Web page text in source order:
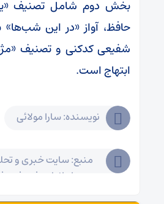
بخش دوم شامل تصنیف
حافظ، آواز «در این
شفیعی کدکنی و تصنیف
ابتهاج است.
نویسنده: سارا مولائی
منبع: سایت خبری و
ایرانیان Musiceiranian.ir